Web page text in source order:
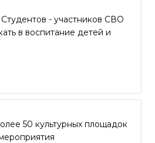
- участников СВО
в воспитание детей и
50 культурных площадок